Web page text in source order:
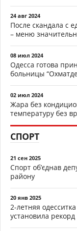
24 авг 2024
После скандала с
– меню
08 июл 2024
Одесса готова
больницы
02 июл 2024
Жара без
температуру без
СПОРТ
21 сен 2025
Спорт об’єднав
району
20 янв 2025
2-летняя
установила рекорд